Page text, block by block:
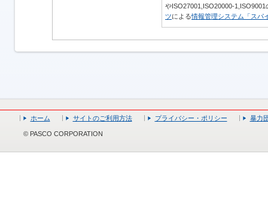
やISO27001,ISO20000-
ツによる情報管理システム「スパ
ホーム サイトのご利用方法 プライバシー・ポリシー 暴力
© PASCO CORPORATION